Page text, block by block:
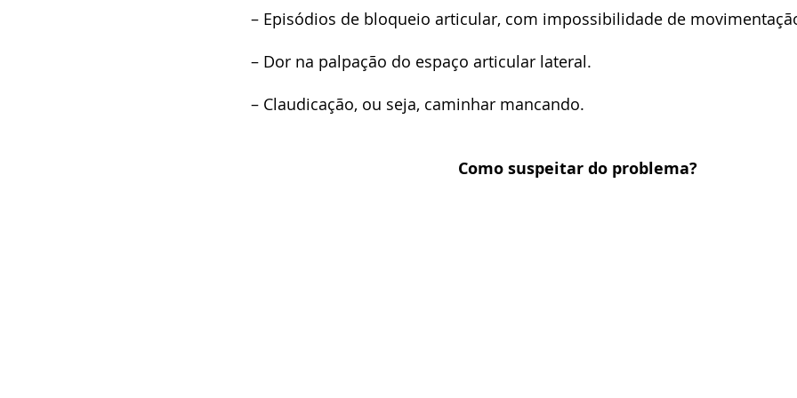
– Episódios de bloqueio articular, com impossibilidade de
– Dor na palpação do espaço articular lateral.
– Claudicação, ou seja, caminhar mancando.
Como suspeitar do problema?